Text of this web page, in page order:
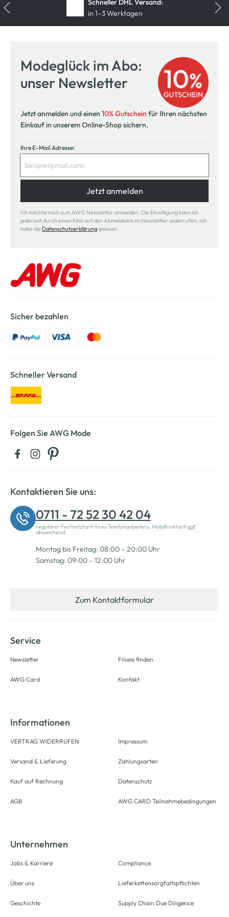
Kostenfreie Rücksendung
innerhalb 14 Tage
Modeglück im Abo:
unser Newsletter
Jetzt anmelden und einen 10% Gutschein für Ihren nächsten
Einkauf in unserem Online-Shop sichern.
Ihre E-Mail Adresse:
Jetzt anmelden
Ich möchte mich zum AWG Newsletter anmelden. Die Einwilligung kann ich
jederzeit durch einen Klick auf den Abmeldelink im Newsletter widerrufen. Ich
habe die Datenschutzerklärunggelesen.
Sicher bezahlen
Schneller Versand
Folgen Sie AWG Mode
Kontaktieren Sie uns:
0711 - 72 52 30 42 04
regulärer Festnetztarif Ihres Telefonanbieters, Mobilfunktarif ggf.
abweichend.
Montag bis Freitag: 08:00 – 20:00 Uhr
Samstag: 09:00 – 12:00 Uhr
Zum Kontaktformular
Service
Newsletter
AWG Card
Filiale finden
Kontakt
Informationen
VERTRAG WIDERRUFEN
Versand & Lieferung
Kauf auf Rechnung
AGB
Impressum
Zahlungsarten
Datenschutz
AWG CARD Teilnahmebedingungen
Unternehmen
Jobs & Karriere
Über uns
Geschichte
Compliance
Lieferkettensorgfaltspflichten
Supply Chain Due Diligence